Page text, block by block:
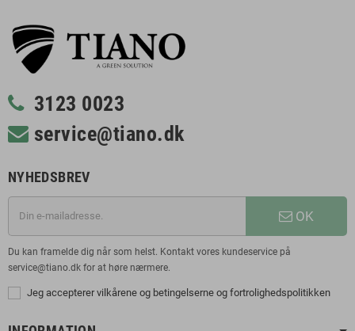
3123 0023
service@tiano.dk
NYHEDSBREV
OK
Du kan framelde dig når som helst. Kontakt vores kundeservice på
service@tiano.dk for at høre nærmere.
Jeg accepterer vilkårene og betingelserne og fortrolighedspolitikken